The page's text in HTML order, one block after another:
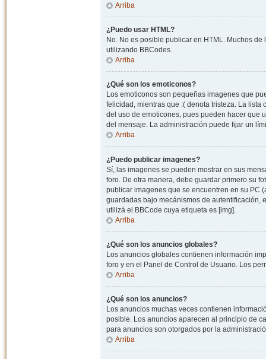
Arriba
¿Puedo usar HTML?
No. No es posible publicar en HTML. Muchos
utilizando BBCodes.
Arriba
¿Qué son los emoticonos?
Los emoticonos son pequeñas imagenes que
felicidad, mientras que :( denota tristeza. La
del uso de emoticones, pues pueden hacer que
del mensaje. La administración puede fijar un
Arriba
¿Puedo publicar imagenes?
Sí, las imagenes se pueden mostrar en sus
foro. De otra manera, debe guardar primero su
publicar imagenes que se encuentren en su PC
guardadas bajo mecánismos de autentificación,
utilizá el BBCode cuya etiqueta es [img].
Arriba
¿Qué son los anuncios globales?
Los anuncios globales contienen información
foro y en el Panel de Control de Usuario. Los
Arriba
¿Qué son los anuncios?
Los anuncios muchas veces contienen
posible. Los anuncios aparecen al principio de
para anuncios son otorgados por la
Arriba